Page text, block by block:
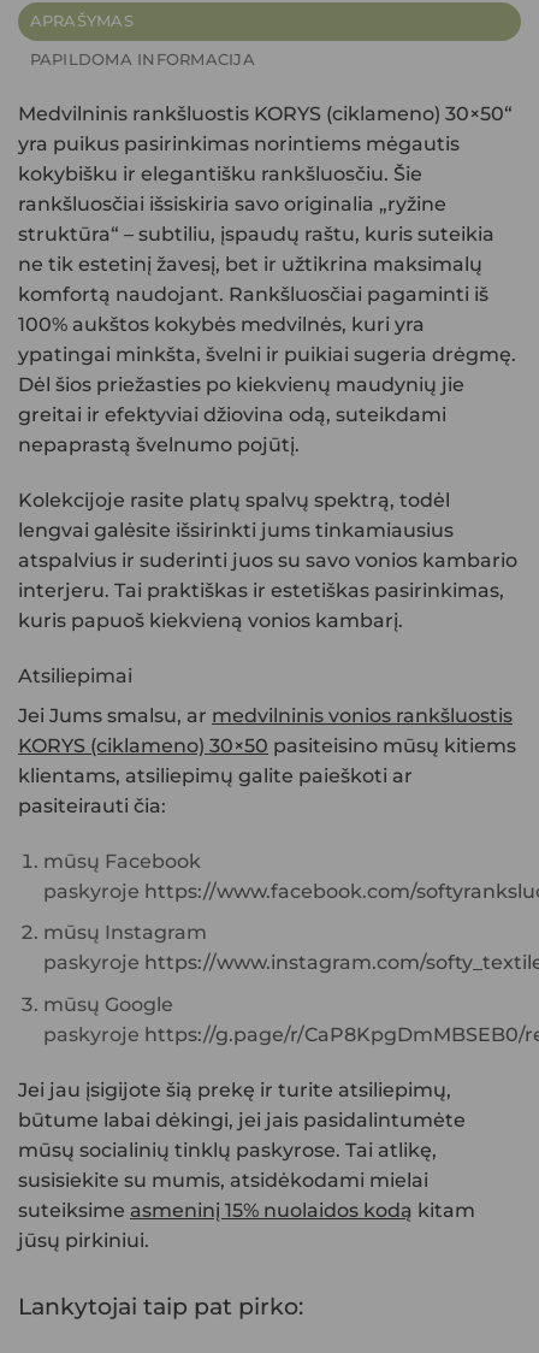
APRAŠYMAS
PAPILDOMA INFORMACIJA
Medvilninis rankšluostis KORYS (ciklameno) 30×50“
yra puikus pasirinkimas norintiems mėgautis
kokybišku ir elegantišku rankšluosčiu. Šie
rankšluosčiai išsiskiria savo originalia „ryžine
struktūra“ – subtiliu, įspaudų raštu, kuris suteikia
ne tik estetinį žavesį, bet ir užtikrina maksimalų
komfortą naudojant. Rankšluosčiai pagaminti iš
100% aukštos kokybės medvilnės, kuri yra
ypatingai minkšta, švelni ir puikiai sugeria drėgmę.
Dėl šios priežasties po kiekvienų maudynių jie
greitai ir efektyviai džiovina odą, suteikdami
nepaprastą švelnumo pojūtį.
Kolekcijoje rasite platų spalvų spektrą, todėl
lengvai galėsite išsirinkti jums tinkamiausius
atspalvius ir suderinti juos su savo vonios kambario
interjeru. Tai praktiškas ir estetiškas pasirinkimas,
kuris papuoš kiekvieną vonios kambarį.
Atsiliepimai
Jei Jums smalsu, ar medvilninis vonios rankšluostis
KORYS (ciklameno) 30×50 pasiteisino mūsų kitiems
klientams, atsiliepimų galite paieškoti ar
pasiteirauti čia:
mūsų Facebook
paskyroje https://www.facebook.com/
mūsų Instagram
paskyroje https://www.instagram.com/
mūsų Google
paskyroje https://g.page/r/CaP8KpgDmMBSEB0/
Jei jau įsigijote šią prekę ir turite atsiliepimų,
būtume labai dėkingi, jei jais pasidalintumėte
mūsų socialinių tinklų paskyrose. Tai atlikę,
susisiekite su mumis, atsidėkodami mielai
suteiksime asmeninį 15% nuolaidos kodą kitam
jūsų pirkiniui.
Lankytojai taip pat pirko: